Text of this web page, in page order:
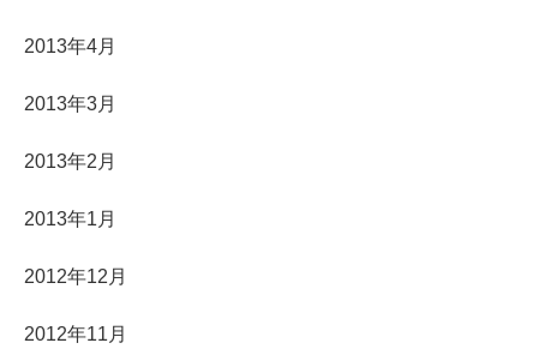
2013年4月
2013年3月
2013年2月
2013年1月
2012年12月
2012年11月